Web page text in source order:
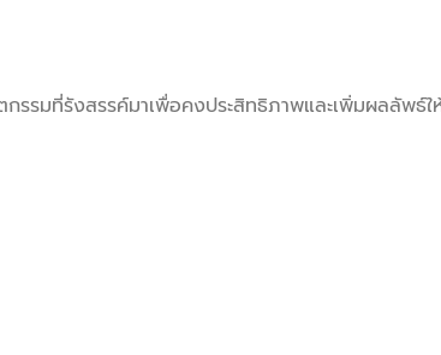
รมที่รังสรรค์มาเพื่อคงประสิทธิภาพและเพิ่มผลลัพ